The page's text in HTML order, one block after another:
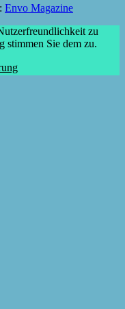
Envo Magazine
zu
stimmen Sie dem zu.